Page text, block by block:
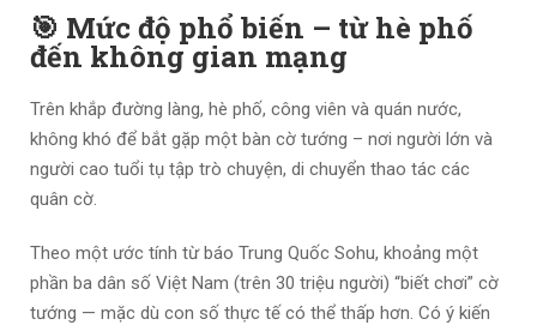
🎯 Mức độ phổ biến – từ hè phố
đến không gian mạng
Trên khắp đường làng, hè phố, công viên và quán nước,
không khó để bắt gặp một bàn cờ tướng – nơi người lớn và
người cao tuổi tụ tập trò chuyện, di chuyển thao tác các
quân cờ.
Theo một ước tính từ báo Trung Quốc Sohu, khoảng một
phần ba dân số Việt Nam (trên 30 triệu người) “biết chơi” cờ
tướng — mặc dù con số thực tế có thể thấp hơn. Có ý kiến